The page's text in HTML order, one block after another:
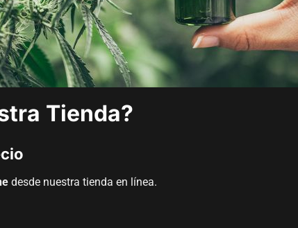
Tienda?
desde nuestra tienda en línea.